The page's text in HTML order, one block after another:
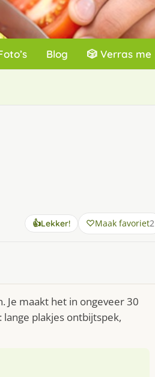
Blog 🎲 Verras me
👍Lekker! Maak favoriet2
Je maakt het in ongeveer 30
plakjes ontbijtspek,